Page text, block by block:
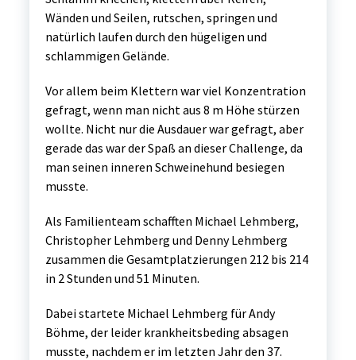
Wänden und Seilen, rutschen, springen und
natürlich laufen durch den hügeligen und
schlammigen Gelände.
Vor allem beim Klettern war viel Konzentration
gefragt, wenn man nicht aus 8 m Höhe stürzen
wollte. Nicht nur die Ausdauer war gefragt, aber
gerade das war der Spaß an dieser Challenge, da
man seinen inneren Schweinehund besiegen
musste.
Als Familienteam schafften Michael Lehmberg,
Christopher Lehmberg und Denny Lehmberg
zusammen die Gesamtplatzierungen 212 bis 214
in 2 Stunden und 51 Minuten.
Dabei startete Michael Lehmberg für Andy
Böhme, der leider krankheitsbeding absagen
musste, nachdem er im letzten Jahr den 37.